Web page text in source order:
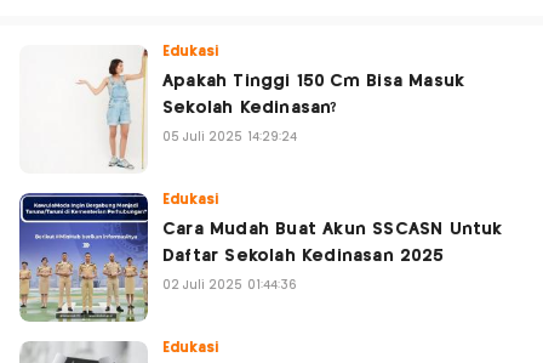
Edukasi
Apakah Tinggi 150 Cm Bisa Masuk
Sekolah Kedinasan?
05 Juli 2025 14:29:24
Edukasi
Cara Mudah Buat Akun SSCASN Untuk
Daftar Sekolah Kedinasan 2025
02 Juli 2025 01:44:36
Edukasi